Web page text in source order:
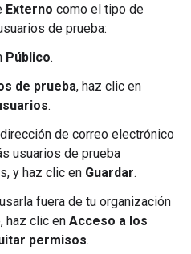
Externo como el tipo de
de prueba:
Público.
de prueba, haz clic en
.
de correo electrónico
usuarios de prueba
y haz clic en Guardar.
fuera de tu organización
haz clic en Acceso a los
permisos.